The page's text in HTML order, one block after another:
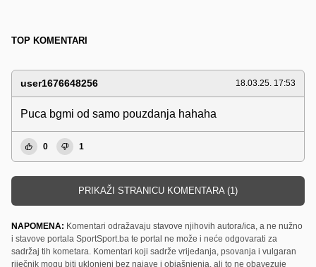
TOP KOMENTARI
user1676648256 18.03.25. 17:53
Puca bgmi od samo pouzdanja hahaha
0 1
PRIKAŽI STRANICU KOMENTARA (1)
NAPOMENA: Komentari odražavaju stavove njihovih autora/ica, a ne nužno
i stavove portala SportSport.ba te portal ne može i neće odgovarati za
sadržaj tih kometara. Komentari koji sadrže vrijeđanja, psovanja i vulgaran
riječnik mogu biti uklonjeni bez najave i objašnjenja, ali to ne obavezuje